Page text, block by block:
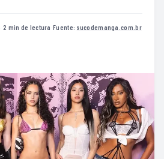
·2 min de lectura ·Fuente: sucodemanga.com.br